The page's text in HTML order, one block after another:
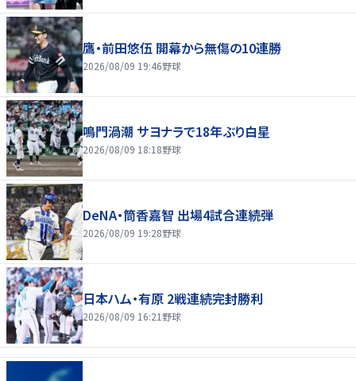
鷹・前田悠伍 開幕から無傷の10連勝
2026/08/09 19:46野球
鳴門渦潮 サヨナラで18年ぶり白星
2026/08/09 18:18野球
DeNA・筒香嘉智 出場4試合連続弾
2026/08/09 19:28野球
日本ハム・有原 2戦連続完封勝利
2026/08/09 16:21 野球